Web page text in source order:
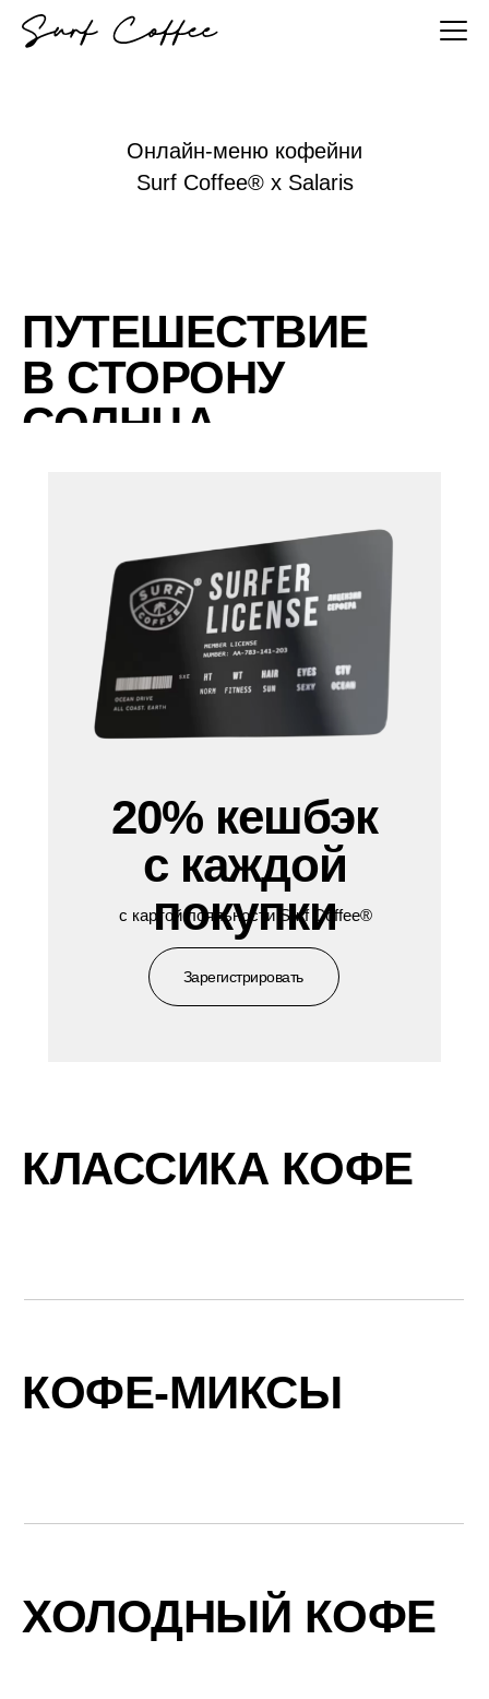
Онлайн-меню кофейни
Surf Coffee® x Salaris
ПУТЕШЕСТВИЕ
В СТОРОНУ
СОЛНЦА
Зарегистрировать
20% кешбэк
с каждой
покупки
с картой лояльности Surf Coffee®
КЛАССИКА КОФЕ
КОФЕ-МИКСЫ
ХОЛОДНЫЙ КОФЕ